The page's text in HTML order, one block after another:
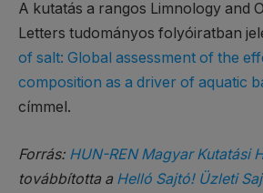
A kutatás a rangos Limnology and
Letters tudományos folyóiratban
of salt: Global assessment of the
composition as a driver of aquatic
címmel.
Forrás: HUN-REN Magyar Kutatási
továbbította a Helló Sajtó! Üzleti